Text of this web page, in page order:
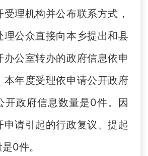
理机构并公布联系方式，
理公众直接向本乡提出和县
办公室转办的政府信息依申
本年度受理依申请公开政府
开政府信息数量是0件。因
申请引起的行政复议、提起
0件。